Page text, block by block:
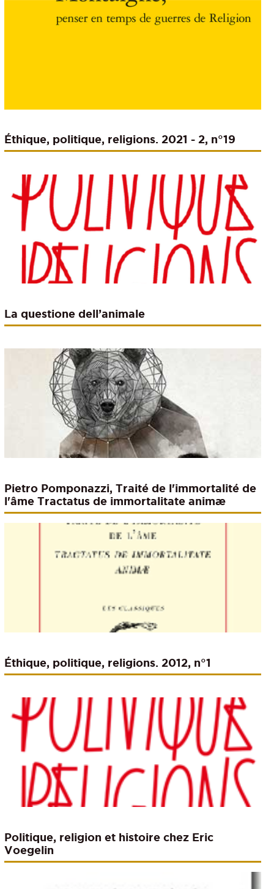
Éthique, politique, religions. 2021 - 2, n°19
La questione dell’animale
Pietro Pomponazzi, Traité de l'immortalité de
l'âme Tractatus de immortalitate animæ
Éthique, politique, religions. 2012, n°1
Politique, religion et histoire chez Eric
Voegelin